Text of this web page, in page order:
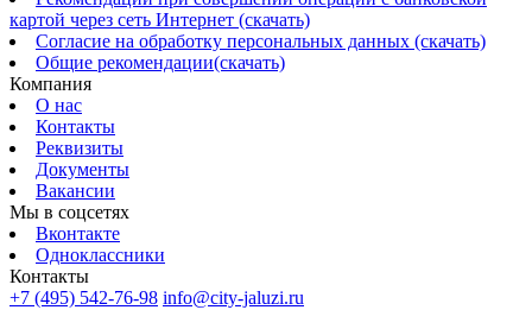
картой через сеть Интернет (скачать)
Согласие на обработку персональных данных (скачать)
Общие рекомендации(скачать)
Компания
О нас
Контакты
Реквизиты
Документы
Вакансии
Мы в соцсетях
Вконтакте
Одноклассники
Контакты
+7 (495) 542-76-98 info@city-jaluzi.ru